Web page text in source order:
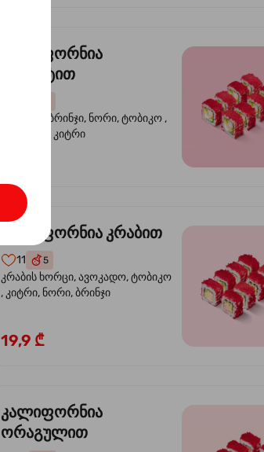
კალიფორნია
კრევეტით
კრევეტი, ბრინჯი, ნორი, ტობიკო ,
ავოკადო, კიტრი
კალიფორნია კრაბით
11 5
კრაბის ხორცი, ავოკადო, ტობიკო
, კიტრი, ნორი, ბრინჯი
19,9 ₾
კალიფორნია
ორაგულით